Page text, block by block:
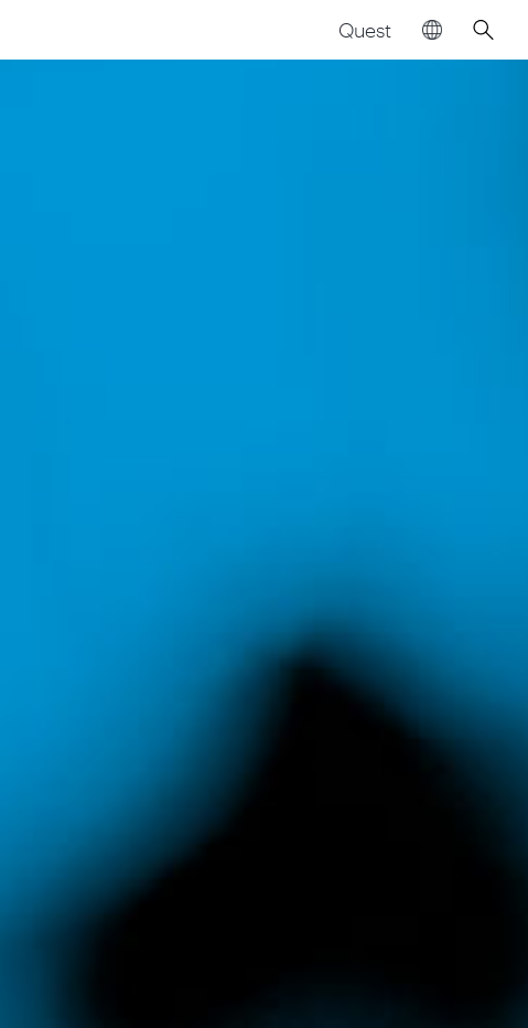
Quest